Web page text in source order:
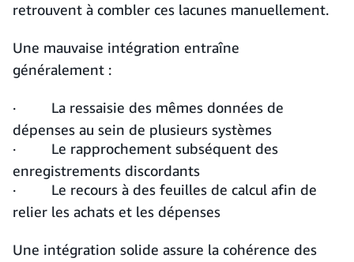
retrouvent à combler ces lacunes manuellement.
Une mauvaise intégration entraîne
généralement :
· La ressaisie des mêmes données de
dépenses au sein de plusieurs systèmes
· Le rapprochement subséquent des
enregistrements discordants
· Le recours à des feuilles de calcul afin de
relier les achats et les dépenses
Une intégration solide assure la cohérence des